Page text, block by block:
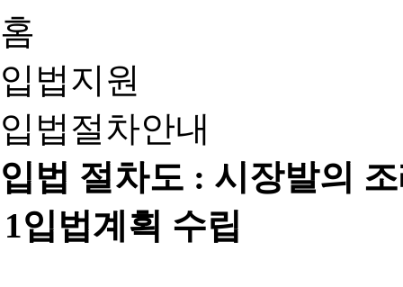
홈
입법지원
입법절차안내
입법 절차도 : 시장발의
1입법계획 수립